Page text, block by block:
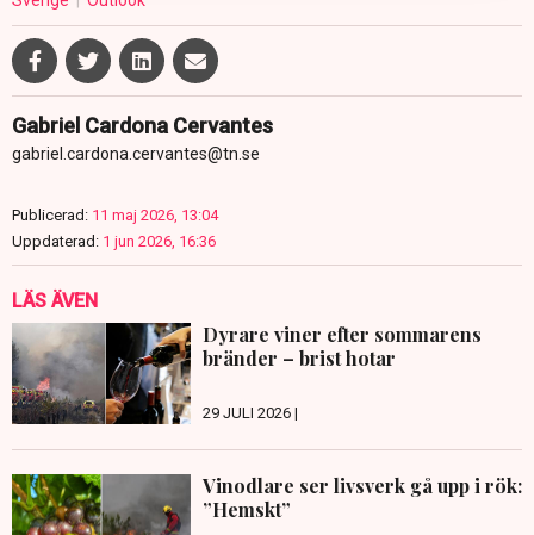
från generering av den energi som köps in och från
värdekedjorna (Scope 2 och Scope 3 uppströms), där
utsläppen är cirka 20 gånger större än från den egna
verksamheten (Scope 1). Till det tillkommer utsläpp från
den ofta utsläppsintensiva användningsfasen (Scope 3
nedströms) men dessa täcks inte av SCB:s data och
uppstår utanför Sverige.
Den diskreta tillverkningsindustrin hade cirka 411 000
anställda år 2023. Stora företag dominerar i omsättning
(81%) och antal anställda (63%), medan 99 procent av
företagen är små eller medelstora.
Gabriel Cardona Cervantes
gabriel.cardona.cervantes@tn.se
Publicerad: 11 maj 2026, 13:04
Uppdaterad: 1 jun 2026, 16:36
LÄS ÄVEN
Dyrare viner efter sommarens
bränder – brist hotar
29 JULI 2026 |
Vinodlare ser livsverk gå upp i rök:
”Hemskt”